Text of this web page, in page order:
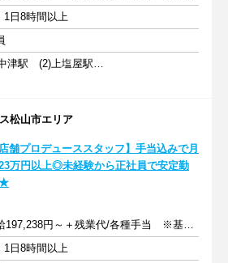
1日8時間以上
(1)東中津駅 (2)上塩屋駅 (3)行橋駅
松山市エリア
店舗プロデューススタッフ】手当込みで月
万円以上◎未経験から正社員で安定勤
基本給197,238円～＋残業代/各種手当 ※基本的には月給23万円～
1日8時間以上